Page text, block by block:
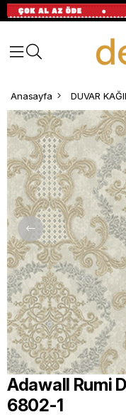
Anasayfa DUVAR
Adawall Rumi
6802-1